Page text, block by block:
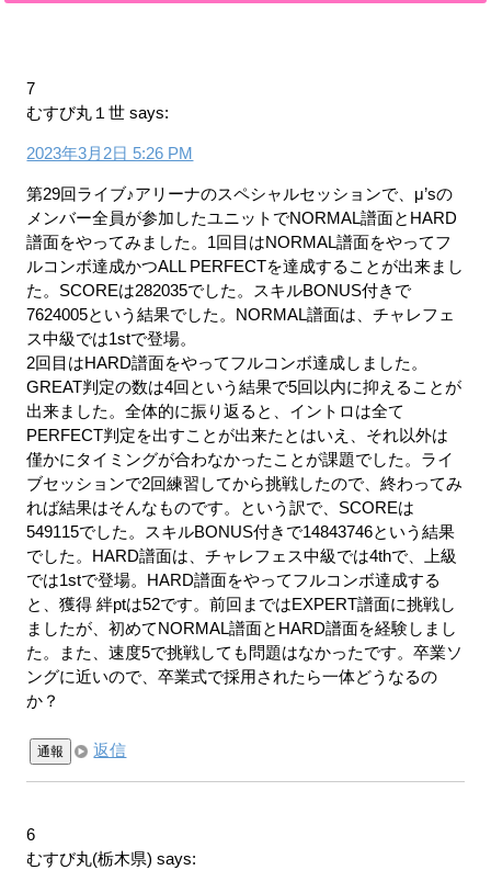
7
むすび丸１世 says:
2023年3月2日 5:26 PM
第29回ライブ♪アリーナのスペシャルセッションで、μ’sの
メンバー全員が参加したユニットでNORMAL譜面とHARD
譜面をやってみました。1回目はNORMAL譜面をやってフ
ルコンボ達成かつALL PERFECTを達成することが出来まし
た。SCOREは282035でした。スキルBONUS付きで
7624005という結果でした。NORMAL譜面は、チャレフェ
ス中級では1stで登場。
2回目はHARD譜面をやってフルコンボ達成しました。
GREAT判定の数は4回という結果で5回以内に抑えることが
出来ました。全体的に振り返ると、イントロは全て
PERFECT判定を出すことが出来たとはいえ、それ以外は
僅かにタイミングが合わなかったことが課題でした。ライ
ブセッションで2回練習してから挑戦したので、終わってみ
れば結果はそんなものです。という訳で、SCOREは
549115でした。スキルBONUS付きで14843746という結果
でした。HARD譜面は、チャレフェス中級では4thで、上級
では1stで登場。HARD譜面をやってフルコンボ達成する
と、獲得 絆ptは52です。前回まではEXPERT譜面に挑戦し
ましたが、初めてNORMAL譜面とHARD譜面を経験しまし
た。また、速度5で挑戦しても問題はなかったです。卒業ソ
ングに近いので、卒業式で採用されたら一体どうなるの
か？
通報 返信
6
むすび丸(栃木県) says: